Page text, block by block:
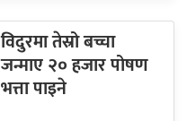
विदुरमा तेस्रो बच्चा
जन्माए २० हजार पोषण
भत्ता पाइने